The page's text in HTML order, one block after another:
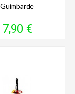
Guimbarde
Prix
7,90 €